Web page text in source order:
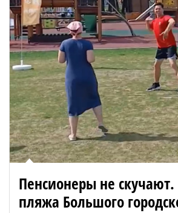
Пенсионеры не
пляжа Большого